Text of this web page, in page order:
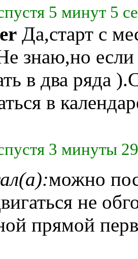
5 минут 5
Да,старт с
знаю,но
в два ряда
в
3 минуты
можно
не
прямой